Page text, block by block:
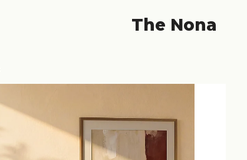
The Nona